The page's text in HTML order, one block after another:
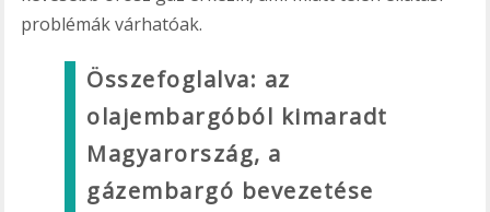
problémák várhatóak.
Összefoglalva: az
olajembargóból kimaradt
Magyarország, a
gázembargó bevezetése